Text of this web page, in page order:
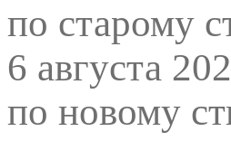
по старому
6 августа
по новому